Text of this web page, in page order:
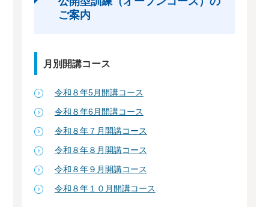
ご案内
月別開講コース
令和８年5月開講コース
令和８年6月開講コース
令和８年７月開講コース
令和８年８月開講コース
令和８年９月開講コース
令和８年１０月開講コース